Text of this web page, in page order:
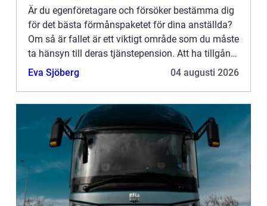
Är du egenföretagare och försöker bestämma dig
för det bästa förmånspaketet för dina anställda?
Om så är fallet är ett viktigt område som du måste
ta hänsyn till deras tjänstepension. Att ha tillgång
till en adekvat pensionsplan kan göra stor
Eva Sjöberg 04 augusti 2026